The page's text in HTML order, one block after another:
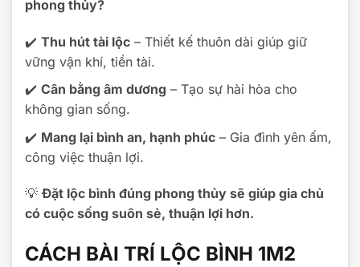
phong thủy?
✔️ Thu hút tài lộc – Thiết kế thuôn dài giúp giữ
vững vận khí, tiền tài.
✔️ Cân bằng âm dương – Tạo sự hài hòa cho
không gian sống.
✔️ Mang lại bình an, hạnh phúc – Gia đình yên ấm,
công việc thuận lợi.
💡 Đặt lộc bình đúng phong thủy sẽ giúp gia chủ
có cuộc sống suôn sẻ, thuận lợi hơn.
CÁCH BÀI TRÍ LỘC BÌNH 1M2